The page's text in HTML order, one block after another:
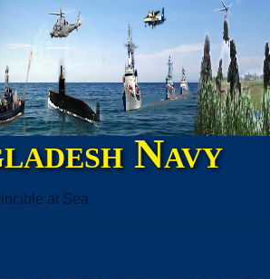
Navy
at Sea